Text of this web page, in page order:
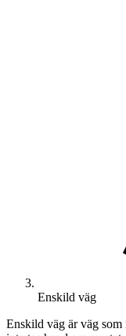
Enskild väg
Enskild väg är väg som